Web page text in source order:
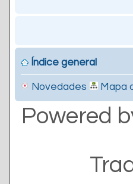
Índice general
Novedades Mapa
Powered